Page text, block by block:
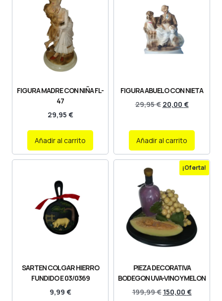
FIGURA MADRE CON NIÑA FL-
47
29,95 €
Añadir al carrito
FIGURA ABUELO CON NIETA
29,95€ 20,00 €
Añadir al carrito
SARTEN COLGAR HIERRO
FUNDIDO E 03/0369
9,99 €
¡Oferta!
PIEZA DECORATIVA
BODEGON UVA-VINO Y MELON
199,99€ 150,00 €